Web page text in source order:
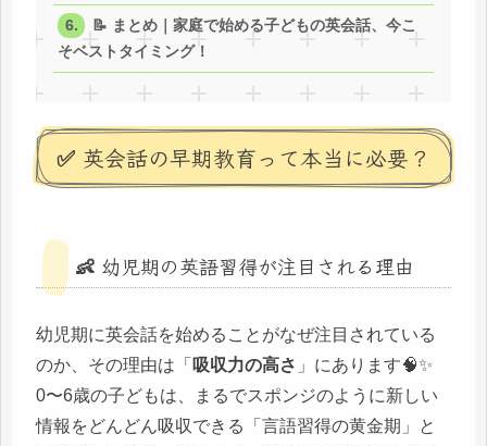
📝 まとめ｜家庭で始める子どもの英会話、今こ
そベストタイミング！
✅ 英会話の早期教育って本当に必要？
👶 幼児期の英語習得が注目される理由
幼児期に英会話を始めることがなぜ注目されている
のか、その理由は「 吸収力の高さ 」にあります🧠✨
0〜6歳の子どもは、まるでスポンジのように新しい
情報をどんどん吸収できる「言語習得の黄金期」と